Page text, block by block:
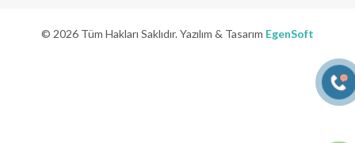
© 2026 Tüm Hakları Saklıdır. Yazılım & Tasarım EgenSoft